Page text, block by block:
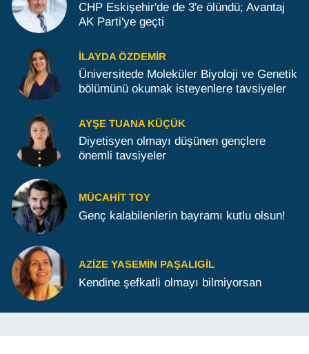
CHP Eskişehir'de de 3'e ölündü; Avantaj
AK Parti'ye geçti
İLAYDA ÖZDEMIR
Üniversitede Moleküler Biyoloji ve Genetik
bölümünü okumak isteyenlere tavsiyeler
AYŞE TUANA KÜÇÜK
Diyetisyen olmayı düşünen gençlere
önemli tavsiyeler
MÜCAHIT TOY
Genç kalabilenlerin bayramı kutlu olsun!
AZIZE YASEMIN PAŞALIGIL
Kendine şefkatli olmayı bilmiyorsan